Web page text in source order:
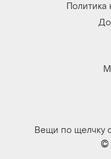
Политика
Вещи по щелчку
©